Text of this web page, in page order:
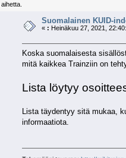
Suomalainen KUID-
« : Heinäkuu 27, 2021,
Koska suomalaisesta
mitä kaikkea Trainziin on
Lista löytyy
Lista täydentyy sitä mukaa,
informaatiota.